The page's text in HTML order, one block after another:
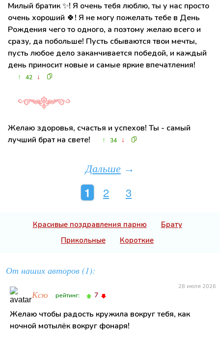
Милый братик ✨! Я очень тебя люблю, ты у нас просто
очень хороший 🍀! Я не могу пожелать тебе в День
Рождения чего то одного, а поэтому желаю всего и
сразу, да побольше! Пусть сбываются твои мечты,
пусть любое дело заканчивается победой, и каждый
день приносит новые и самые яркие впечатления!
↑ 42 ↓
Желаю здоровья, счастья и успехов! Ты - самый
лучший брат на свете!
↑ 34 ↓
Дальше →
1 2 3
Красивые поздравления парню
Брату
Прикольные
Короткие
От наших авторов (1):
Ксю рейтинг: 7
28 июля 2026
Желаю чтобы радость кружила вокруг тебя, как
ночной мотылёк вокруг фонаря!